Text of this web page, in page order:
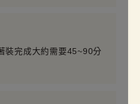
裝完成大約需要45~90分